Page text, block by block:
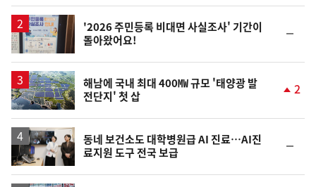
일
'2026 주민등록 비대면 사실조사' 기간이
돌아왔어요!
일
해남에 국내 최대 400㎿ 규모 '태양광 발
전단지' 첫 삽
상
2
동네 보건소도 대학병원급 AI 진료…AI진
료지원 도구 전국 보급
일